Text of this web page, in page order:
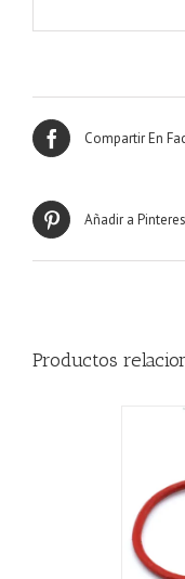
Compartir En
Añadir a
Productos